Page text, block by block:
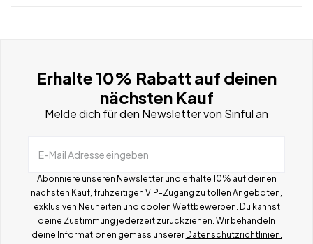
Erhalte 10% Rabatt auf deinen
nächsten Kauf
Melde dich für den Newsletter von Sinful an
E-Mail Adresse eingeben
Abonniere unseren Newsletter und erhalte 10% auf deinen
nächsten Kauf, frühzeitigen VIP-Zugang zu tollen Angeboten,
exklusiven Neuheiten und coolen Wettbewerben. Du kannst
deine Zustimmung jederzeit zurückziehen. Wir behandeln
deine Informationen gemäss unserer Datenschutzrichtlinien.